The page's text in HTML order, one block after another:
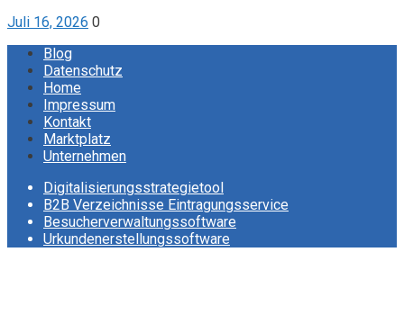
Juli 16, 2026 0
Blog
Datenschutz
Home
Impressum
Kontakt
Marktplatz
Unternehmen
Digitalisierungsstrategietool
B2B Verzeichnisse Eintragungsservice
Besucherverwaltungssoftware
Urkundenerstellungssoftware